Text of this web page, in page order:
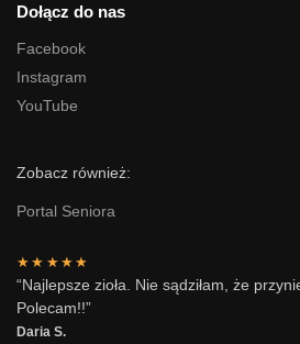
Dołącz do nas
Facebook
Instagram
YouTube
Zobacz również:
Portal Seniora
★★★★★
“Najlepsze zioła. Nie sądziłam, że
Polecam!!”
Daria S.